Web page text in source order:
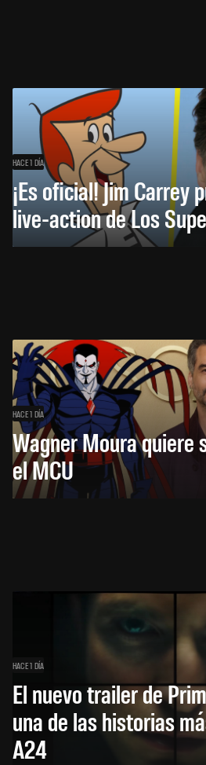
HACE 1 DÍA
¡Es oficial! Jim Carrey
live-action de Los
HACE 1 DÍA
Wagner Moura quiere
el MCU
HACE 1 DÍA
El nuevo trailer de
una de las historias
A24